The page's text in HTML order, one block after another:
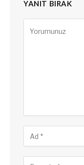
YANIT BIRAK